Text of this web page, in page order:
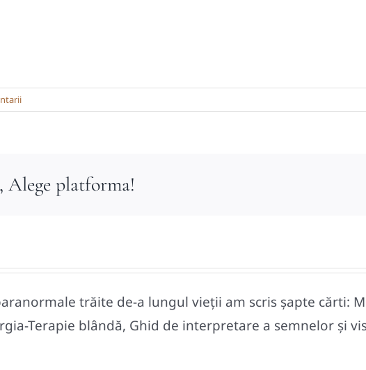
Alege platforma!
trăite de-a lungul vieții am scris șapte cărti:
Terapie blândă, Ghid de interpretare a semnelor și